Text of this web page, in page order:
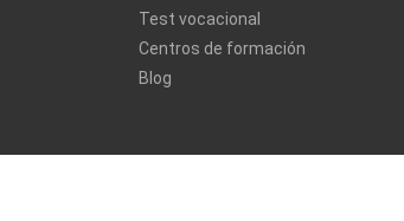
Test vocacional
Centros de formación
Blog